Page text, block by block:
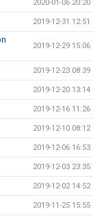
2020-01-06 20:20
2019-12-31 12:51
2019-12-29 15:06
2019-12-23 08:39
2019-12-20 13:14
2019-12-16 11:26
2019-12-10 08:12
2019-12-06 16:53
2019-12-03 23:35
2019-12-02 14:52
2019-11-25 15:55